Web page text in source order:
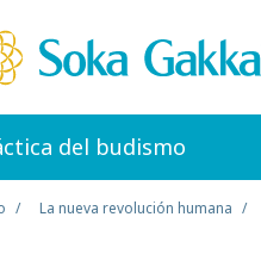
del budismo
La nueva revolución humana